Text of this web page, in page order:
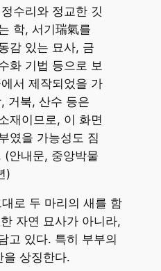
수리와 정교한 깃
학, 서기瑞氣를
감 있는 묘사, 금
화 기법 등으로 보
서 제작되었을 가
거북, 산수 등은
재이므로, 이 화면
였을 가능성도 짐
(안내문, 중앙박물
)
로 두 마리의 새를 함
자연 묘사가 아니라,
고 있다. 특히 부부의
을 상징한다.